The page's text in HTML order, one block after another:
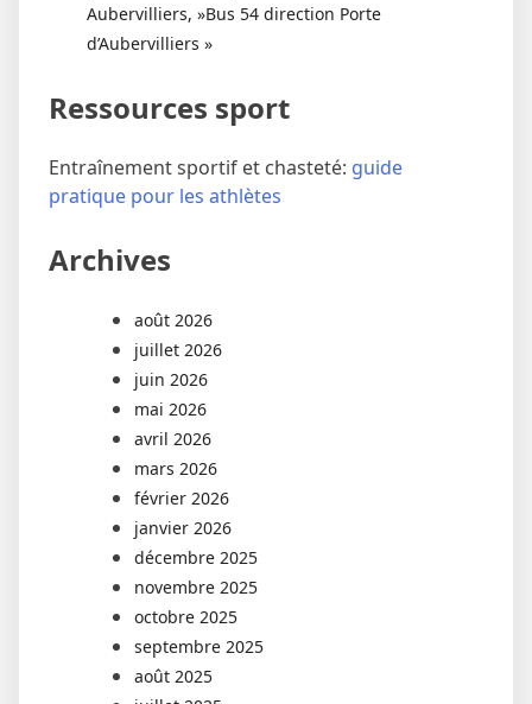
Aubervilliers, »Bus 54 direction Porte
d’Aubervilliers »
Ressources sport
Entraînement sportif et chasteté: guide
pratique pour les athlètes
Archives
août 2026
juillet 2026
juin 2026
mai 2026
avril 2026
mars 2026
février 2026
janvier 2026
décembre 2025
novembre 2025
octobre 2025
septembre 2025
août 2025